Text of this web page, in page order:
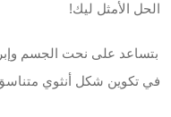
الحل الأمثل ليك!
بتساعد على نحت الجسم
في تكوين شكل أنثوي